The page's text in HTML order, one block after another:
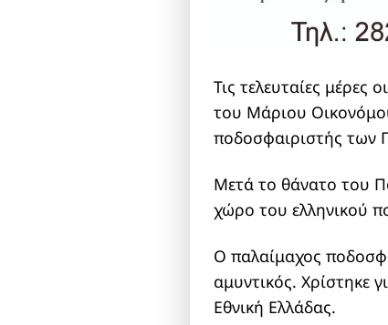
Τις τελευταίες μέρες
του Μάριου
ποδοσφαιριστής των
Μετά το θάνατο του
χώρο του ελληνικού
Ο παλαίμαχος
αμυντικός. Χρίστηκε
Εθνική Ελλάδας.